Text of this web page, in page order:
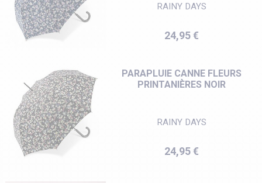
RAINY DAYS
Prix
24,95 €
PARAPLUIE CANNE FLEURS
PRINTANIÈRES NOIR
RAINY DAYS
Prix
24,95 €